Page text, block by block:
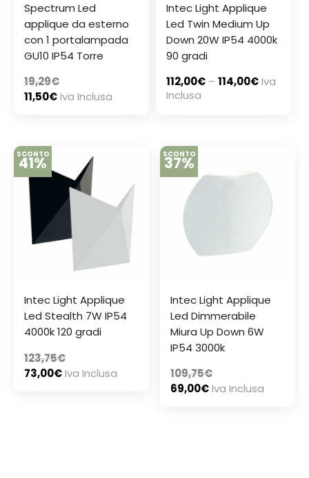
Spectrum Led
applique da esterno
con 1 portalampada
GU10 IP54 Torre
19,29€
11,50€Iva Inclusa
Intec Light Applique
Led Twin Medium Up
Down 20W IP54 4000k
90 gradi
112,00€ –114,00€Iva
Inclusa
SCONTO
41%
Intec Light Applique
Led Stealth 7W IP54
4000k 120 gradi
123,75€
73,00€Iva Inclusa
SCONTO
37%
Intec Light Applique
Led Dimmerabile
Miura Up Down 6W
IP54 3000k
109,75€
69,00€Iva Inclusa